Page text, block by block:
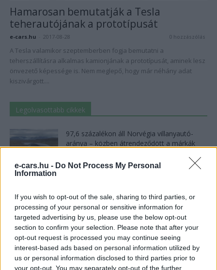
e-cars.hu - Do Not Process My Personal
Information
If you wish to opt-out of the sale, sharing to third parties, or
processing of your personal or sensitive information for
targeted advertising by us, please use the below opt-out
section to confirm your selection. Please note that after your
opt-out request is processed you may continue seeing
interest-based ads based on personal information utilized by
us or personal information disclosed to third parties prior to
your opt-out. You may separately opt-out of the further
Hamarosan bemutatják a Tesla
teherautójának a prototípusát
e-cars.hu 2017-08-28 0 hozzászólás
A Tesla valamikor szeptemberben fogja bemutatni a
teherszállításra alkalmas kamionjának a prototípusát, aminek lesz
önvezető képessége is. Nem meglepő, hogy már néhány adat
kiszivárgott....
Legolvasottabb cikkek
97,6 százalékon áll Norvégia villanyautó-
aránya – közben átrendeződött a márkák
2026-08-07
szabadul a kínai akkumulátoroktól
8500-an rendeltek vakon egy autót, amit
nem láttak — megkezdődött a...
2026-08-07